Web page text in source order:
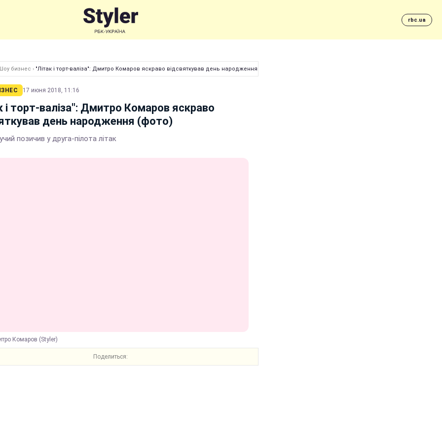
rbc.ua
бизнес › "Літак і торт-валіза": Дмитро Комаров яскраво відсвяткував день народження (фото)
17 июня 2018, 11:16
і торт-валіза": Дмитро Комаров яскраво
день народження (фото)
позичив у друга-пілота літак
Комаров (Styler)
Поделиться: